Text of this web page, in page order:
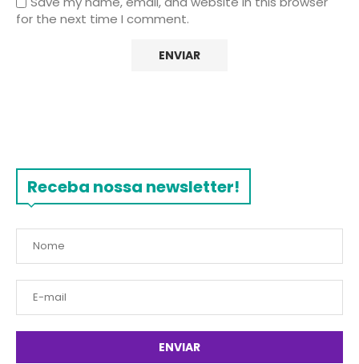
for the next time I comment.
Receba nossa newsletter!